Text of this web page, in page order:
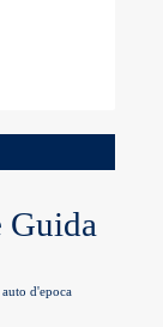
Guida
auto d'epoca